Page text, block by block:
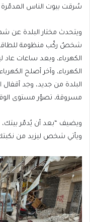
سُرقت بيوت الناس المدمّرة
ويتحدث مختار البلدة عن
شخصٌ ركّب منظومة
الكهرباء، وبعد ساعات
الكهرباء، وآخر أصلح
البلدة من جديد، وجد
مسروقة، تصوّر مستوى
ويضيف “بعد أن يُدمّر بيتك،
ويأتي شخص ليزيد من